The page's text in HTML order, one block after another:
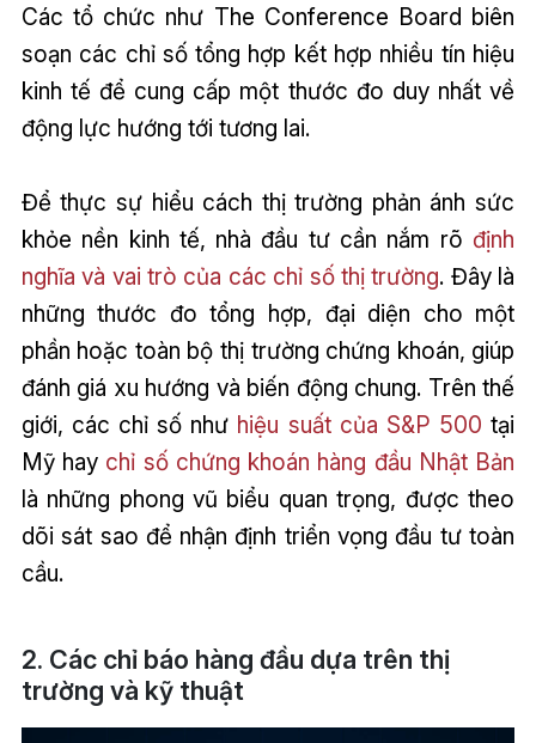
Các tổ chức như The Conference Board biên
soạn các chỉ số tổng hợp kết hợp nhiều tín hiệu
kinh tế để cung cấp một thước đo duy nhất về
động lực hướng tới tương lai.
Để thực sự hiểu cách thị trường phản ánh sức
khỏe nền kinh tế, nhà đầu tư cần nắm rõ định
nghĩa và vai trò của các chỉ số thị trường. Đây là
những thước đo tổng hợp, đại diện cho một
phần hoặc toàn bộ thị trường chứng khoán, giúp
đánh giá xu hướng và biến động chung. Trên thế
giới, các chỉ số như hiệu suất của S&P 500 tại
Mỹ hay chỉ số chứng khoán hàng đầu Nhật Bản
là những phong vũ biểu quan trọng, được theo
dõi sát sao để nhận định triển vọng đầu tư toàn
cầu.
2. Các chỉ báo hàng đầu dựa trên thị
trường và kỹ thuật